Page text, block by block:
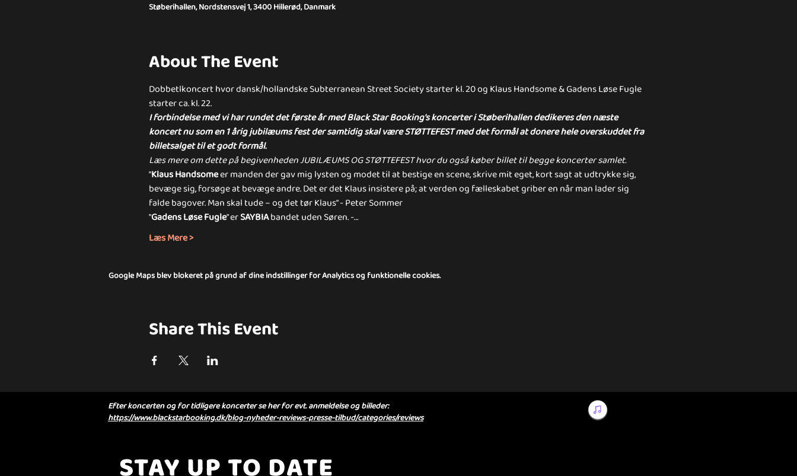
Støberihallen, Nordstensvej 1, 3400 Hillerød, Danmark
About The Event
Dobbetlkoncert hvor dansk/hollandske Subterranean Street Society starter kl. 20 og Klaus Handsome & Gadens Løse Fugle
starter ca. kl. 22.
I forbindelse med vi har rundet det første år med Black Star Booking's koncerter i Støberihallen dedikeres den næste
koncert nu som en 1 årig jubilæums fest der samtidig skal være STØTTEFEST med det formål at donere hele overskuddet fra
billetsalget til et godt formål.
Læs mere om dette på begivenheden JUBILÆUMS OG STØTTEFEST hvor du også køber billet til begge koncerter samlet.
”Klaus Handsome er manden der gav mig lysten og modet til at bestige en scene, skrive mit eget, kort sagt at udtrykke sig,
bevæge sig, forsøge at bevæge andre. Det er det Klaus insistere på; at verden og fælleskabet griber en når man lader sig
falde bagover. Man skal tude – og det tør Klaus” - Peter Sommer
"Gadens Løse Fugle" er SAYBIA bandet uden Søren. -…
Læs Mere >
Google Maps blev blokeret på grund af dine indstillinger for Analytics og funktionelle cookies.
Share This Event
Efter koncerten og for tidligere koncerter se her for evt. anmeldelse og billeder:
https://www.blackstarbooking.dk/blog-nyheder-reviews-presse-tilbud/categories/reviews
STAY UP TO DATE